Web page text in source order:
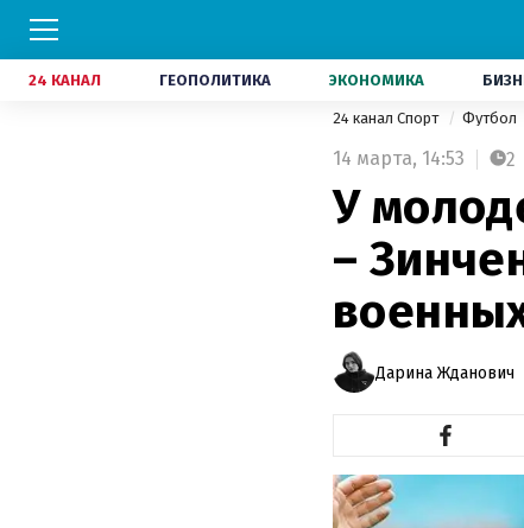
24 КАНАЛ ГЕОПОЛИТИКА ЭКОНОМИКА
24 канал Спорт Футбол
14 марта, 14:53 2
У
–
Дарина Жданович